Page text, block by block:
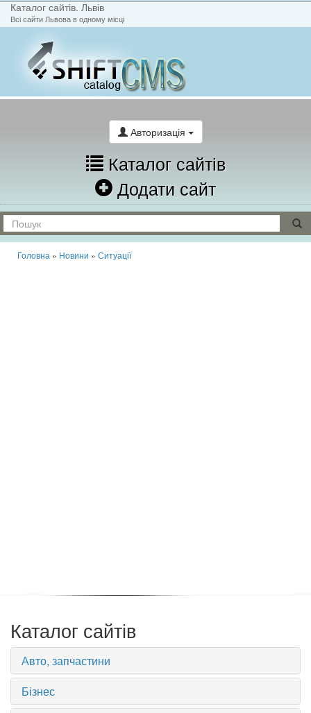
Каталог сайтів. Львів
Всі сайти Львова в одному місці
Авторизація
Каталог сайтів
Додати сайт
Головна » Новини » Ситуації
Каталог сайтів
Авто, запчастини
Бізнес